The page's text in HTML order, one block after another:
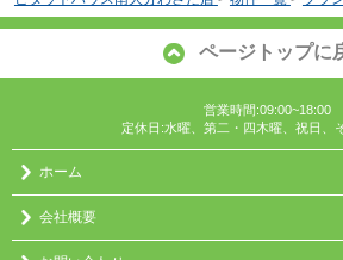
ページトップに
営業時間:09:00~18:00
定休日:水曜、第二・四木曜、祝日、
ホーム
会社概要